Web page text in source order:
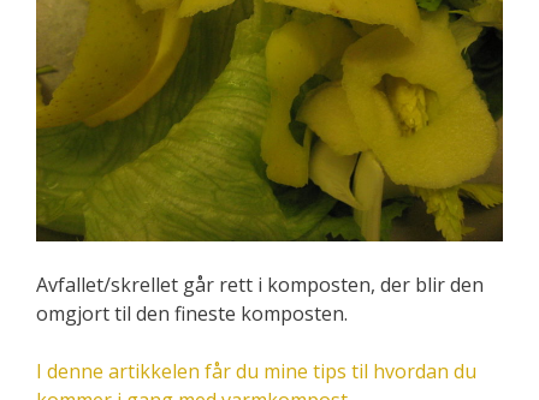
Avfallet/skrellet går rett i komposten, der blir den
omgjort til den fineste komposten.
I denne artikkelen får du mine tips til hvordan du